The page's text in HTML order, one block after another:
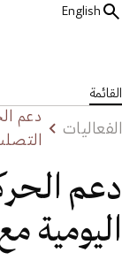
English
القائمة
الفعاليات
دعم
دعم
اليومية